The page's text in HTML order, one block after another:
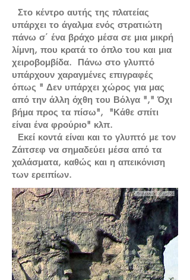
Στο κέντρο αυτής της πλατείας
υπάρχει το άγαλμα ενός στρατιώτη
πάνω σ΄ ένα βράχο μέσα σε μια μικρή
λίμνη, που κρατά το όπλο του και μια
χειροβομβίδα. Πάνω στο γλυπτό
υπάρχουν χαραγμένες επιγραφές
όπως " Δεν υπάρχει χώρος για μας
από την άλλη όχθη του Βόλγα "," Όχι
βήμα προς τα πίσω", "Κάθε σπίτι
είναι ένα φρούριο" κλπ.
Εκεί κοντά είναι και το γλυπτό με τον
Ζάιτσεφ να σημαδεύει μέσα από τα
χαλάσματα, καθώς και η απεικόνιση
των ερειπίων.